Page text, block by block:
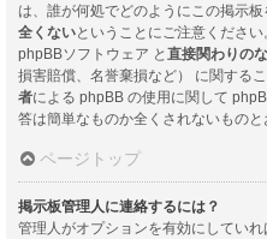
は、誰が何処でどのようにこの掲示
全くないということにご注意くださ
phpBBソフトウェア と 直接関わりの
損害賠償、名誉棄損など） に関する
者による phpBB の使用に関して
答は簡単なものか全くされないものと
ページトップ
掲示板管理人に連絡するには？
管理人がオプションを有効にしてい